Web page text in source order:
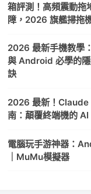
箱評測！高頻震動
障，2026 旗艦掃拖
2026 最新手機教學
與 Android 必學的
訣
2026 最新！Claude
南：顛覆終端機的
電腦玩手游神器：
｜MuMu模擬器